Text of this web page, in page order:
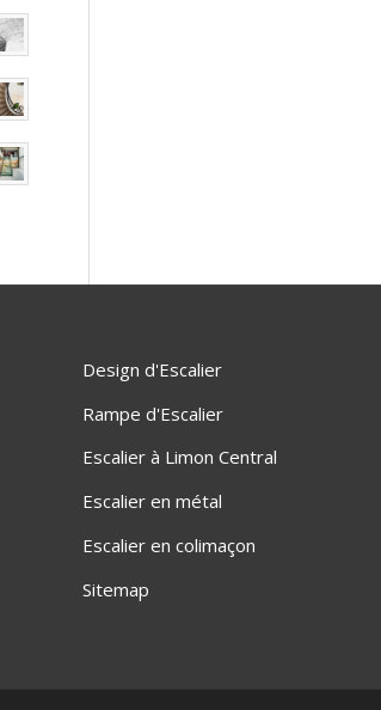
Design d'Escalier
Rampe d'Escalier
Escalier à Limon Central
Escalier en métal
Escalier en colimaçon
Sitemap